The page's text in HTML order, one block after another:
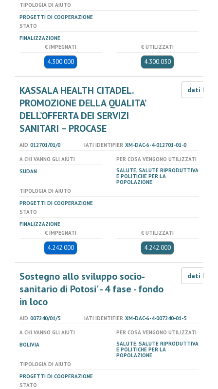
TIPOLOGIA DI AIUTO
PROGETTI DI COOPERAZIONE
STATO
FINALIZZAZIONE
€ IMPEGNATI
4.300.000
€ UTILIZZATI
4.300.030
KASSALA HEALTH CITADEL.
PROMOZIONE DELLA QUALITA’
DELL’OFFERTA DEI SERVIZI
SANITARI – PROCASE
dati LOD
AID 012701/01/0 IATI IDENTIFIER XM-DAC-6-4-012701-01-0
A CHI VANNO GLI AIUTI
SUDAN
PER COSA VENGONO UTILIZZATI
SALUTE, SALUTE RIPRODUTTIVA
E POLITICHE PER LA
POPOLAZIONE
TIPOLOGIA DI AIUTO
PROGETTI DI COOPERAZIONE
STATO
FINALIZZAZIONE
€ IMPEGNATI
4.242.000
€ UTILIZZATI
4.242.000
Sostegno allo sviluppo socio-
sanitario di Potosi' - 4 fase - fondo
in loco
dati LOD
AID 007240/01/5 IATI IDENTIFIER XM-DAC-6-4-007240-01-5
A CHI VANNO GLI AIUTI
BOLIVIA
PER COSA VENGONO UTILIZZATI
SALUTE, SALUTE RIPRODUTTIVA
E POLITICHE PER LA
POPOLAZIONE
TIPOLOGIA DI AIUTO
PROGETTI DI COOPERAZIONE
STATO